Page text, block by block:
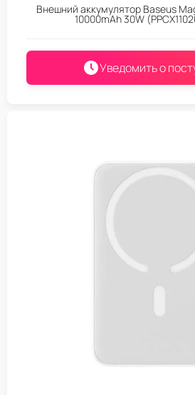
Внешний аккумулятор Baseus
10000mAh 30W
Уведомить о